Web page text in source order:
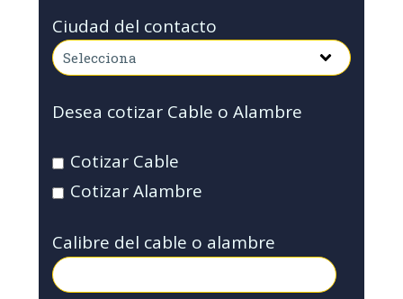
Ciudad del contacto
Desea cotizar Cable o Alambre
Cotizar Cable
Cotizar Alambre
Calibre del cable o alambre